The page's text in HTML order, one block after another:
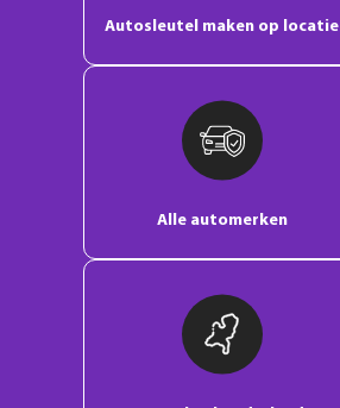
Autosleutel maken op locatie
Alle automerken